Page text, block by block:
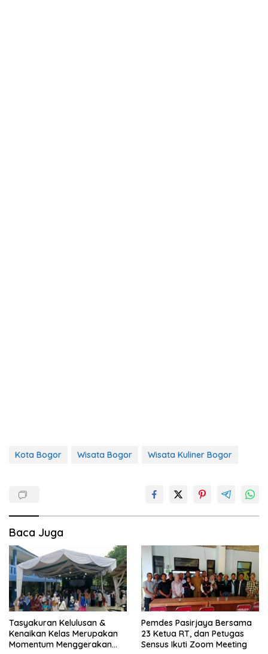
Kota Bogor Wisata Bogor Wisata Kuliner Bogor
Baca Juga
Tasyakuran Kelulusan &
Kenaikan Kelas Merupakan
Momentum Menggerakan
Pemdes Pasirjaya Bersama
23 Ketua RT, dan Petugas
Sensus Ikuti Zoom Meeting